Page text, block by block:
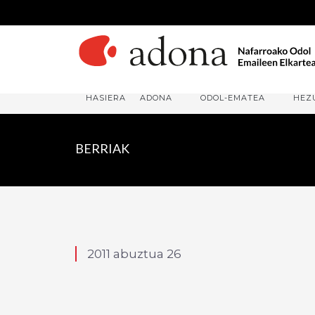
HASIERA ADONA ODOL-EMATEA
BERRIAK
2011 abuztua 26